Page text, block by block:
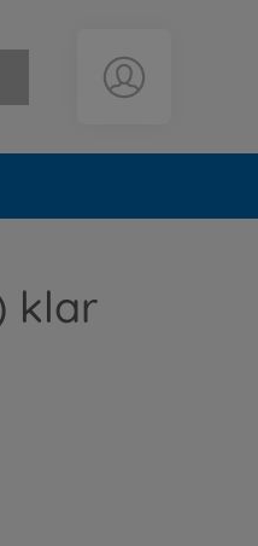
Warenkorb leer
klar